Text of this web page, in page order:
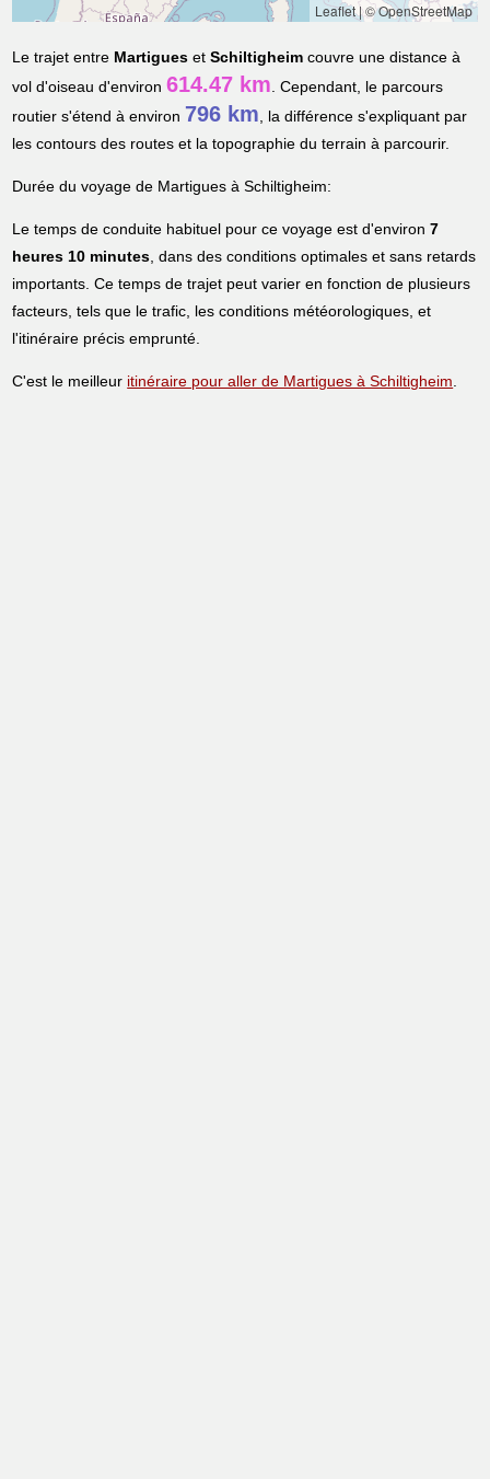
Leaflet|© OpenStreetMap
Le trajet entre Martigues etSchiltigheim couvre une distance à
vol d'oiseau d'environ614.47 km. Cependant, le parcours
routier s'étend à environ 796 km, la différence s'expliquant par
les contours des routes et la topographie du terrain à parcourir.
Durée du voyage de Martigues à Schiltigheim:
Le temps de conduite habituel pour ce voyage est d'environ7
heures 10 minutes, dans des conditions optimales et sans retards
importants. Ce temps de trajet peut varier en fonction de plusieurs
facteurs, tels que le trafic, les conditions météorologiques, et
l'itinéraire précis emprunté.
C'est le meilleur itinéraire pour aller de Martigues à Schiltigheim.